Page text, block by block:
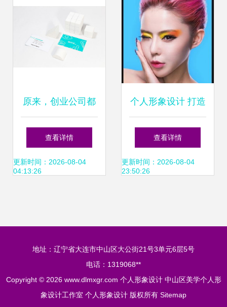
原来，创业公司都
是这么玩品牌形象
设计的
查看详情
更新时间：2026-08-04
04:13:26
个人形象设计 打造
你的独特魅力
查看详情
更新时间：2026-08-04
23:50:26
地址：辽宁省大连市中山区大公街21号3单元6层5号
电话：1319068**
Copyright © 2026 www.dlmxgr.com 个人形象设计 中山区美学个人形
象设计工作室 个人形象设计 版权所有 Sitemap